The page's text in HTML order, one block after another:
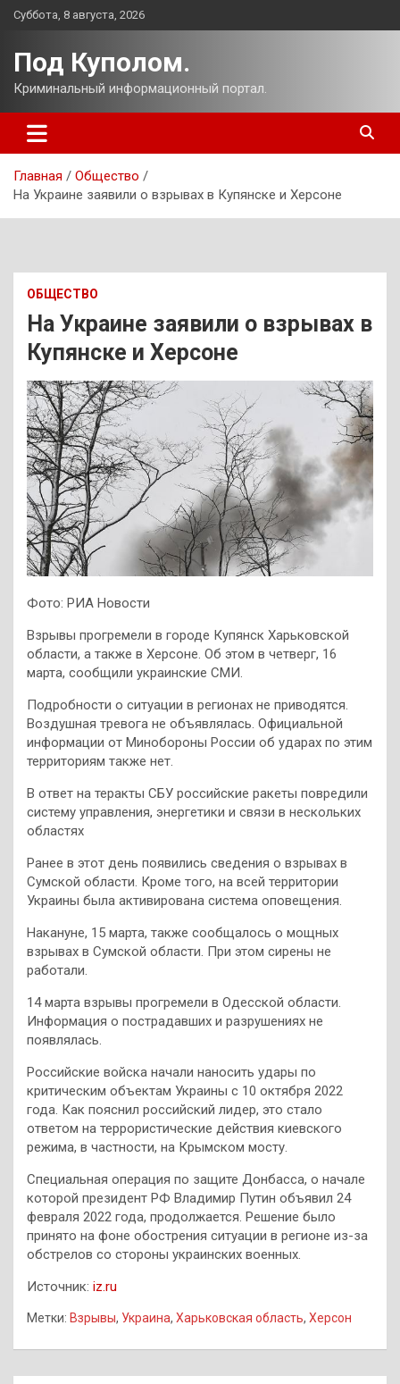
Перейти
Суббота, 8 августа, 2026
Под Куполом.
Криминальный информационный портал.
Главная
Общество
На Украине заявили о взрывах в Купянске и Херсоне
ОБЩЕСТВО
На Украине заявили о взрывах в
Купянске и Херсоне
Фото: РИА Новости
Взрывы прогремели в городе Купянск Харьковской
области, а также в Херсоне. Об этом в четверг, 16
марта, сообщили украинские СМИ.
Подробности о ситуации в регионах не приводятся.
Воздушная тревога не объявлялась. Официальной
информации от Минобороны России об ударах по этим
территориям также нет.
В ответ на теракты СБУ российские ракеты повредили
систему управления, энергетики и связи в нескольких
областях
Ранее в этот день появились сведения о взрывах в
Сумской области. Кроме того, на всей территории
Украины была активирована система оповещения.
Накануне, 15 марта, также сообщалось о мощных
взрывах в Сумской области. При этом сирены не
работали.
14 марта взрывы прогремели в Одесской области.
Информация о пострадавших и разрушениях не
появлялась.
Российские войска начали наносить удары по
критическим объектам Украины с 10 октября 2022
года. Как пояснил российский лидер, это стало
ответом на террористические действия киевского
режима, в частности, на Крымском мосту.
Специальная операция по защите Донбасса, о начале
которой президент РФ Владимир Путин объявил 24
февраля 2022 года, продолжается. Решение было
принято на фоне обострения ситуации в регионе из-за
обстрелов со стороны украинских военных.
Источник: iz.ru
Метки: Взрывы, Украина, Харьковская область, Херсон